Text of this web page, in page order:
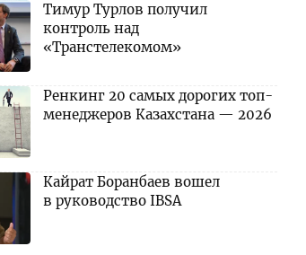
Тимур Турлов получил
контроль над
«Транстелекомом»
Ренкинг 20 самых дорогих топ-
менеджеров Казахстана — 2026
Кайрат Боранбаев вошел
в руководство IBSA